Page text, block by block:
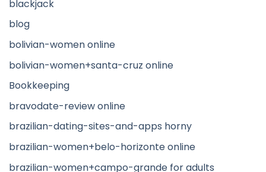
blackjack
blog
bolivian-women online
bolivian-women+santa-cruz online
Bookkeeping
bravodate-review online
brazilian-dating-sites-and-apps horny
brazilian-women+belo-horizonte online
brazilian-women+campo-grande for adults